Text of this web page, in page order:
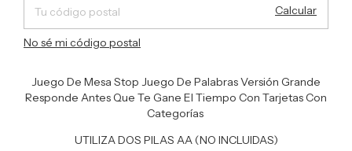
Calcular
No sé mi código postal
Juego De Mesa Stop Juego De Palabras Versión Grande
Responde Antes Que Te Gane El Tiempo Con Tarjetas Con
Categorías
UTILIZA DOS PILAS AA (NO INCLUIDAS)